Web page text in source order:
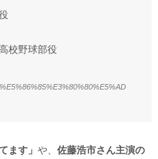
校野球部役
ます」 や、 佐藤浩市さん主演の